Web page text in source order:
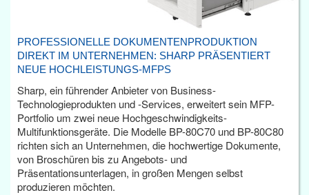
PROFESSIONELLE DOKUMENTENPRODUKTION
DIREKT IM UNTERNEHMEN: SHARP PRÄSENTIERT
NEUE HOCHLEISTUNGS-MFPS
Sharp, ein führender Anbieter von Business-
Technologieprodukten und -Services, erweitert sein MFP-
Portfolio um zwei neue Hochgeschwindigkeits-
Multifunktionsgeräte. Die Modelle BP-80C70 und BP-80C80
richten sich an Unternehmen, die hochwertige Dokumente,
von Broschüren bis zu Angebots- und
Präsentationsunterlagen, in großen Mengen selbst
produzieren möchten.